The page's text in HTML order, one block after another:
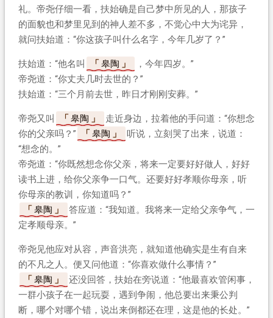
礼。帝尧仔细一看，扶始确是自己梦中所见的人，那孩子
的面貌也和梦里见到的神人差不多，不觉心中大为诧异，
就问扶始道：“你这孩子叫什么名字，今年几岁了？”
扶始道：“他名叫 皋陶
，今年四岁。”
帝尧道：“你丈夫几时去世的？”
扶始道：“三个月前去世，昨日才刚刚安葬。”
帝尧又叫 皋陶
走近身边，拉着他的手问道：“你想念
你的父亲吗？”
皋陶
听说，立刻哭了出来，说道：
“想念的。”
帝尧道：“你既然想念你父亲，将来一定要好好做人，好好
读书上进，给你父亲争一口气。还要好好孝顺你母亲，听
你母亲的教训，你知道吗？”
皋陶
答应道：“我知道。我将来一定给父亲争气，一
定孝顺母亲。”
帝尧见他应对从容，声音洪亮，就知道他确实是生有自来
的不凡之人。便又问他道：“你喜欢做什么事情？”
皋陶
还没回答，扶始在旁说道：“他最喜欢管闲事，
一群小孩子在一起玩耍，遇到争闹，他总要出来秉公判
断，哪个对哪个错，说出来倒都还在理，这是他的长处。”